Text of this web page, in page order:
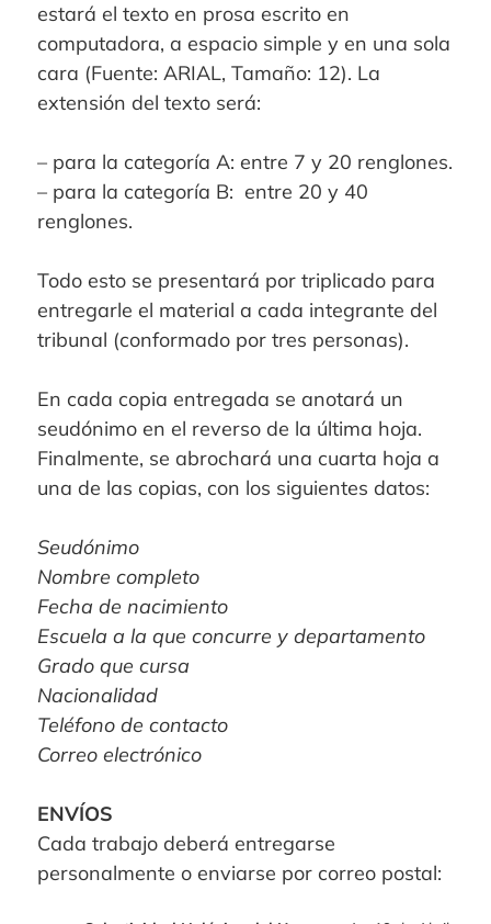
estará el texto en prosa escrito en
computadora, a espacio simple y en una sola
cara (Fuente: ARIAL, Tamaño: 12). La
extensión del texto será:
– para la categoría A: entre 7 y 20 renglones.
– para la categoría B: entre 20 y 40
renglones.
Todo esto se presentará por triplicado para
entregarle el material a cada integrante del
tribunal (conformado por tres personas).
En cada copia entregada se anotará un
seudónimo en el reverso de la última hoja.
Finalmente, se abrochará una cuarta hoja a
una de las copias, con los siguientes datos:
Seudónimo
Nombre completo
Fecha de nacimiento
Escuela a la que concurre y departamento
Grado que cursa
Nacionalidad
Teléfono de contacto
Correo electrónico
ENVÍOS
Cada trabajo deberá entregarse
personalmente o enviarse por correo postal: